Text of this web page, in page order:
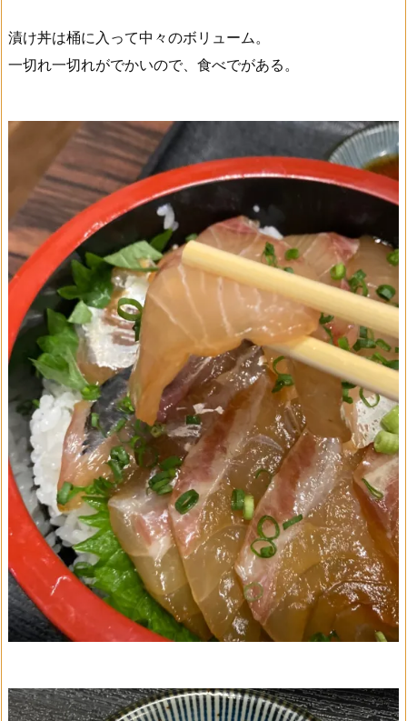
漬け丼は桶に入って中々のボリューム。
一切れ一切れがでかいので、食べでがある。